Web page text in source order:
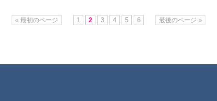
« 最初のページ 1 2 3 4 5 6 最後のページ »